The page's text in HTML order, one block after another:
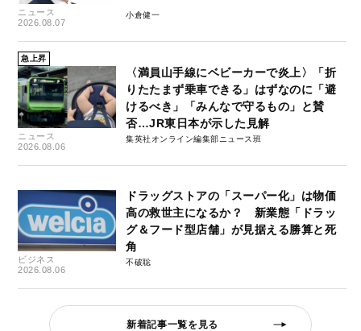
ニュース
2026.08.07
小倉健一
急上昇
ニュース
2026.08.06
〈満員山手線にベビーカーで炎上〉「折
りたたまず乗車できる」はずなのに「避
けるべき」「みんなで守るもの」と賛
否…JR東日本が示した見解
集英社オンライン編集部ニュース班
ビジネス
2026.08.06
ドラッグストアの「スーパー化」は物価
高の救世主になるか？ 新業態「ドラッ
グ＆フード型店舗」が見据える勝算と死
角
不破聡
新着記事一覧を見る